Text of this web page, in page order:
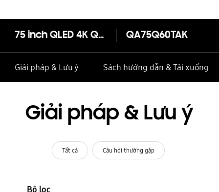
75 inch QLED 4K Q60T QA75Q60TAK
Giải pháp & Lưu ý Sách hướng dẫn & Tải xuống
Giải pháp & Lưu ý
Tất cả Câu hỏi thường gặp
Bộ lọc